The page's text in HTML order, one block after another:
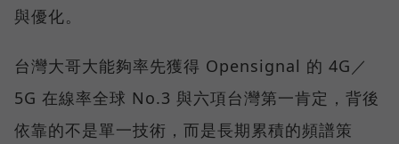
與優化。
台灣大哥大能夠率先獲得 Opensignal 的 4G／
5G 在線率全球 No.3 與六項台灣第一肯定，背後
依靠的不是單一技術，而是長期累積的頻譜策